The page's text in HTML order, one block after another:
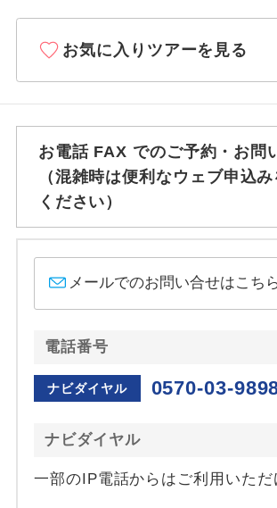
お気に入りツアーを見る
お電話 FAX でのご予約・お問
（混雑時は便利なウェブ申込
ください）
メールでのお問い合せはこち
電話番号
ナビダイヤル 0570-03-
ナビダイヤル
一部のIP電話からはご利用いただ